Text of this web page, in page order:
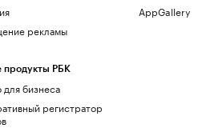
рекламы
продукты РБК
бизнеса
регистратор
AppGallery